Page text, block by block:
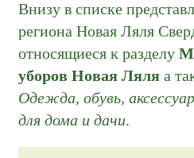
Внизу в списке
региона Новая Ляля
относящиеся к разделу
уборов Новая Ляля а
Одежда, обувь,
для дома и дачи.